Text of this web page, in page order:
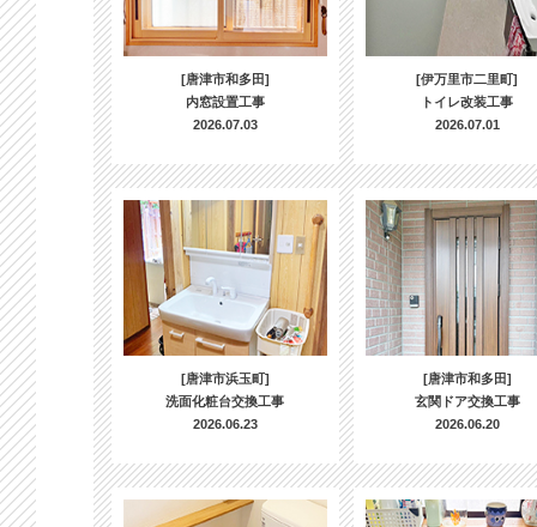
[唐津市和多田]
内窓設置工事
2026.07.03
[伊万里市二里町]
トイレ改装工事
2026.07.01
[唐津市浜玉町]
洗面化粧台交換工事
2026.06.23
[唐津市和多田]
玄関ドア交換工事
2026.06.20